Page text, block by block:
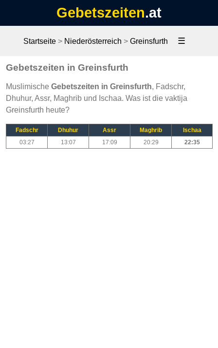
Gebetszeiten.at
Startseite> Niederösterreich > Greinsfurth ☰
Gebetszeiten in Greinsfurth
Muslimische Gebetszeiten in Greinsfurth, Fadschr,
Dhuhur, Assr, Maghrib und Ischaa. Was ist die vaktija
Greinsfurth heute?
Fadschr Dhuhur Assr Maghrib
Ischaa
03:27
13:07 17:09 20:29 22:35